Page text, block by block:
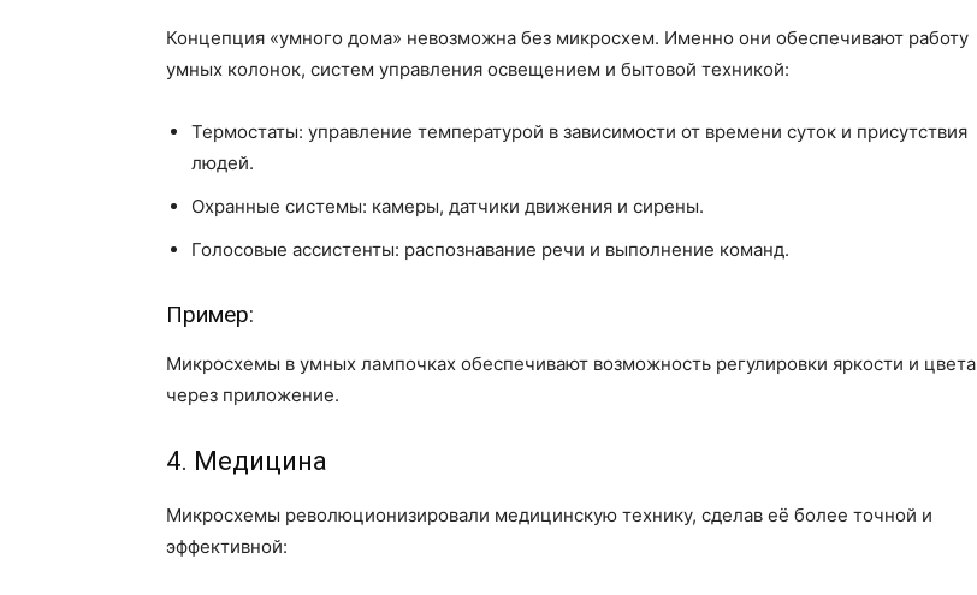
Концепция «умного дома» невозможна без микросхем. Именно они обеспечивают работу
умных колонок, систем управления освещением и бытовой техникой:
Термостаты: управление температурой в зависимости от времени суток и присутствия
людей.
Охранные системы: камеры, датчики движения и сирены.
Голосовые ассистенты: распознавание речи и выполнение команд.
Пример:
Микросхемы в умных лампочках обеспечивают возможность регулировки яркости и цвета
через приложение.
4. Медицина
Микросхемы революционизировали медицинскую технику, сделав её более точной и
эффективной: